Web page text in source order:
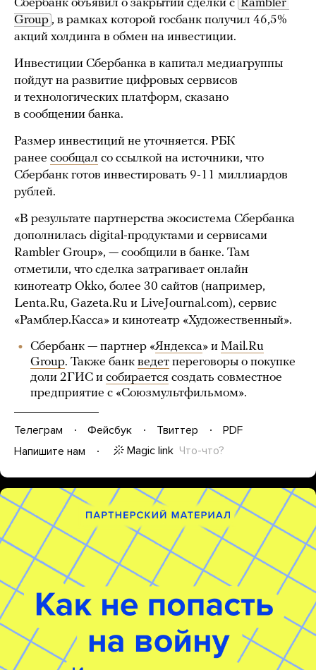
Сбербанк объявил о закрытии сделки с Rambler
Group , в рамках которой госбанк получил 46,5%
акций холдинга в обмен на инвестиции.
Инвестиции Сбербанка в капитал медиагруппы
пойдут на развитие цифровых сервисов
и технологических платформ, сказано
в сообщении банка.
Размер инвестиций не уточняется. РБК
ранее сообщал со ссылкой на источники, что
Сбербанк готов инвестировать 9-11 миллиардов
рублей.
«В результате партнерства экосистема Сбербанка
дополнилась digital-продуктами и сервисами
Rambler Group», — сообщили в банке. Там
отметили, что сделка затрагивает онлайн
кинотеатр Оkkо, более 30 сайтов (например,
Lenta.Ru, Gazeta.Ru и LiveJournal.com), сервис
«Рамблер.Касса» и кинотеатр «Художественный».
Сбербанк — партнер «Яндекса» и Mail.Ru
Group. Также банк ведет переговоры о покупке
доли 2ГИС и собирается создать совместное
предприятие с «Союзмультфильмом».
Телеграм Фейсбук Твиттер
PDF
Напишите нам
Magic link Что-что?